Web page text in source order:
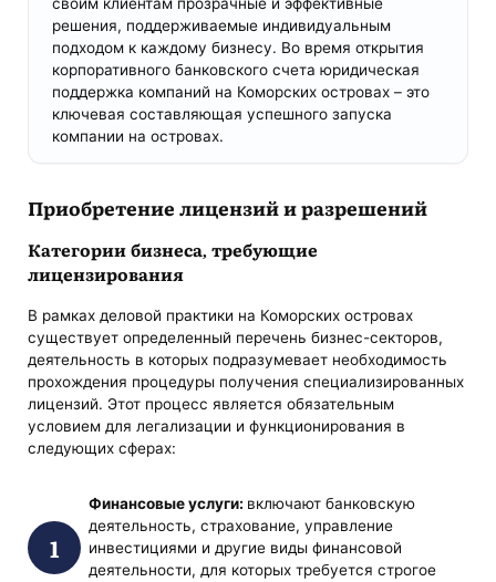
своим клиентам прозрачные и эффективные
решения, поддерживаемые индивидуальным
подходом к каждому бизнесу. Во время открытия
корпоративного банковского счета юридическая
поддержка компаний на Коморских островах – это
ключевая составляющая успешного запуска
компании на островах.
Приобретение лицензий и разрешений
Категории бизнеса, требующие
лицензирования
В рамках деловой практики на Коморских островах
существует определенный перечень бизнес-секторов,
деятельность в которых подразумевает необходимость
прохождения процедуры получения специализированных
лицензий. Этот процесс является обязательным
условием для легализации и функционирования в
следующих сферах:
Финансовые услуги: включают банковскую
деятельность, страхование, управление
инвестициями и другие виды финансовой
деятельности, для которых требуется строгое